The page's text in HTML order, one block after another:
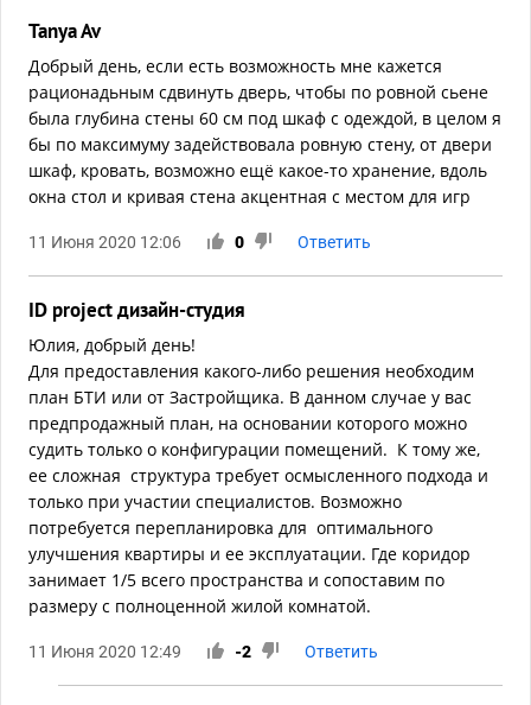
Tanya Av
Добрый день, если есть возможность мне кажется
рационадьным сдвинуть дверь, чтобы по ровной сьене
была глубина стены 60 см под шкаф с одеждой, в целом я
бы по максимуму задействовала ровную стену, от двери
шкаф, кровать, возможно ещё какое-то хранение, вдоль
окна стол и кривая стена акцентная с местом для игр
11 Июня 2020 12:06 0 Ответить
ID project дизайн-студия
Юлия, добрый день!
Для предоставления какого-либо решения необходим
план БТИ или от Застройщика. В данном случае у вас
предпродажный план, на основании которого можно
судить только о конфигурации помещений. К тому же,
ее сложная структура требует осмысленного подхода и
только при участии специалистов. Возможно
потребуется перепланировка для оптимального
улучшения квартиры и ее эксплуатации. Где коридор
занимает 1/5 всего пространства и сопоставим по
размеру с полноценной жилой комнатой.
11 Июня 2020 12:49 -2 Ответить